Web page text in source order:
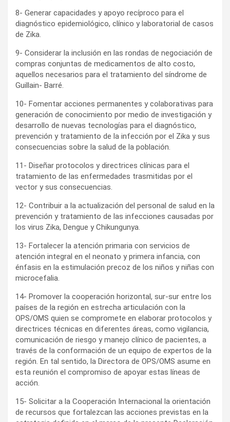
8- Generar capacidades y apoyo recíproco para el
diagnóstico epidemiológico, clínico y laboratorial de casos
de Zika.
9- Considerar la inclusión en las rondas de negociación de
compras conjuntas de medicamentos de alto costo,
aquellos necesarios para el tratamiento del síndrome de
Guillain- Barré.
10- Fomentar acciones permanentes y colaborativas para
generación de conocimiento por medio de investigación y
desarrollo de nuevas tecnologías para el diagnóstico,
prevención y tratamiento de la infección por el Zika y sus
consecuencias sobre la salud de la población.
11- Diseñar protocolos y directrices clínicas para el
tratamiento de las enfermedades trasmitidas por el
vector y sus consecuencias.
12- Contribuir a la actualización del personal de salud en la
prevención y tratamiento de las infecciones causadas por
los virus Zika, Dengue y Chikungunya.
13- Fortalecer la atención primaria con servicios de
atención integral en el neonato y primera infancia, con
énfasis en la estimulación precoz de los niños y niñas con
microcefalia.
14- Promover la cooperación horizontal, sur-sur entre los
países de la región en estrecha articulación con la
OPS/OMS quien se compromete en elaborar protocolos y
directrices técnicas en diferentes áreas, como vigilancia,
comunicación de riesgo y manejo clínico de pacientes, a
través de la conformación de un equipo de expertos de la
región. En tal sentido, la Directora de OPS/OMS asume en
esta reunión el compromiso de apoyar estas líneas de
acción.
15- Solicitar a la Cooperación Internacional la orientación
de recursos que fortalezcan las acciones previstas en la